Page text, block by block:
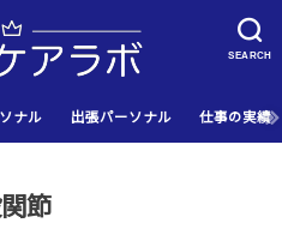
SEARCH
ナル 出張パーソナル 仕事の実績
節